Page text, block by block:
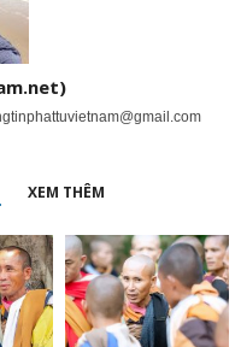
XEM THÊM